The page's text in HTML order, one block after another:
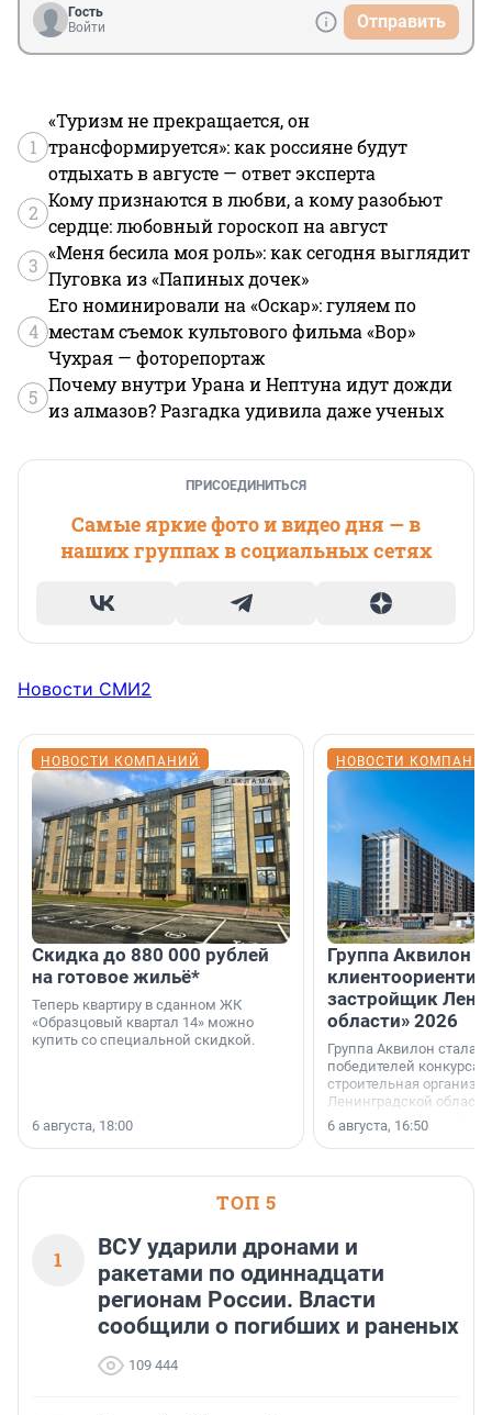
Гость
Войти
Отправить
1
«Туризм не прекращается, он
трансформируется»: как россияне будут
отдыхать в августе — ответ эксперта
2
Кому признаются в любви, а кому разобьют
сердце: любовный гороскоп на август
3
«Меня бесила моя роль»: как сегодня выглядит
Пуговка из «Папиных дочек»
4
Его номинировали на «Оскар»: гуляем по
местам съемок культового фильма «Вор»
Чухрая — фоторепортаж
5
Почему внутри Урана и Нептуна идут дожди
из алмазов? Разгадка удивила даже ученых
ПРИСОЕДИНИТЬСЯ
Самые яркие фото и видео дня — в
наших группах в социальных сетях
Новости СМИ2
НОВОСТИ КОМПАНИЙ
Скидка до 880 000 рублей
на готовое жильё*
Теперь квартиру в сданном ЖК
«Образцовый квартал 14» можно
купить со специальной скидкой.
6 августа, 18:00
НОВОСТИ
Группа Аквилон
застройщик
области» 2026
Группа Аквилон стала
победителей конкурса
строительная
Ленинградской области
номинации «Самый
застройщик
области».
6 августа, 16:50
ТОП 5
1
ВСУ ударили дронами и
ракетами по одиннадцати
регионам России. Власти
сообщили о погибших и раненых
109 444